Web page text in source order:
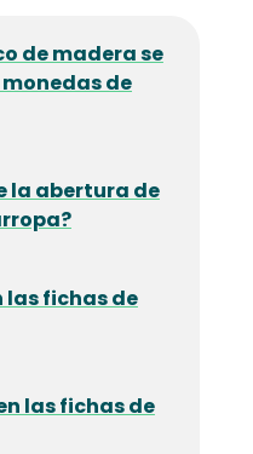
de madera se
de
la abertura de
las fichas de
las fichas de